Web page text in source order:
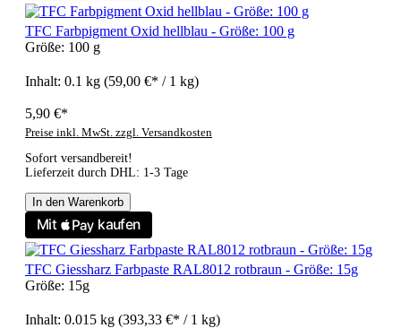
TFC Farbpigment Oxid hellblau - Größe: 100 g
Größe: 100 g
Inhalt: 0.1 kg (59,00 €* / 1 kg)
5,90 €*
Preise inkl. MwSt. zzgl. Versandkosten
Sofort versandbereit!
Lieferzeit durch DHL: 1-3 Tage
In den Warenkorb
TFC Giessharz Farbpaste RAL8012 rotbraun - Größe: 15g
Größe: 15g
Inhalt: 0.015 kg (393,33 €* / 1 kg)